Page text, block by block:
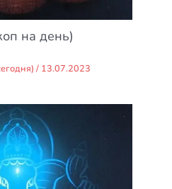
на день)
/ 13.07.2023